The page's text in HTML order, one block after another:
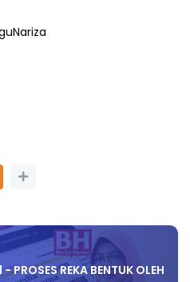
PROSES REKA BENTUK OLEH